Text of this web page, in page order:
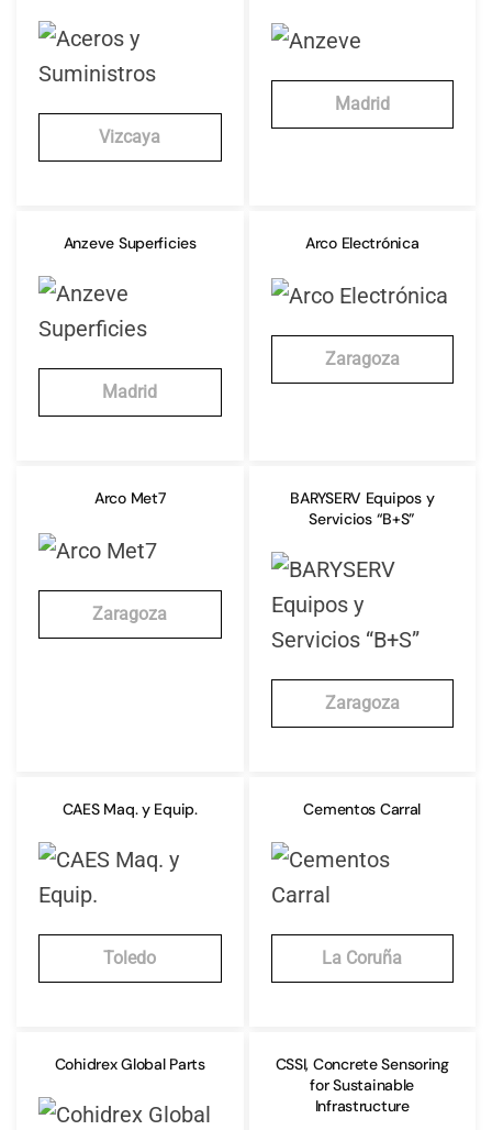
Vizcaya
Madrid
Anzeve Superficies
Madrid
Arco Electrónica
Zaragoza
Arco Met7
Zaragoza
BARYSERV Equipos y
Servicios “B+S”
Zaragoza
CAES Maq. y Equip.
Toledo
Cementos Carral
La Coruña
Cohidrex Global Parts
CSSI, Concrete Sensoring
for Sustainable
Infrastructure